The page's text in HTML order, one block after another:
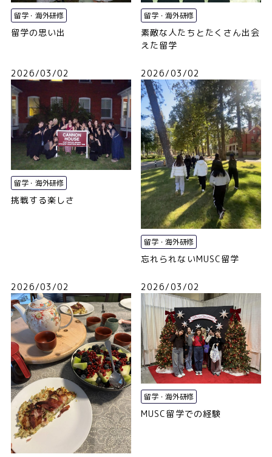
留学・海外研修
留学の思い出
留学・海外研修
素敵な人たちとたくさん出会
えた留学
2026/03/02
留学・海外研修
挑戦する楽しさ
2026/03/02
留学・海外研修
忘れられないMUSC留学
2026/03/02 2026/03/02
留学・海外研修
MUSC留学での経験